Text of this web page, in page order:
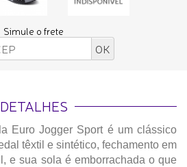
Simule o frete
DETALHES
Euro Jogger Sport é um clássico
têxtil e sintético, fechamento em
e sua sola é emborrachada o que